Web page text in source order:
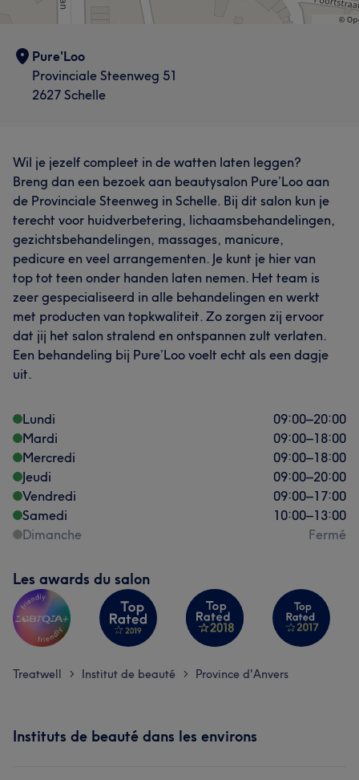
Pure'Loo
Provinciale Steenweg 51
2627 Schelle
Wil je jezelf compleet in de watten laten leggen?
Breng dan een bezoek aan beautysalon Pure’Loo aan
de Provinciale Steenweg in Schelle. Bij dit salon kun je
terecht voor huidverbetering, lichaamsbehandelingen,
gezichtsbehandelingen, massages, manicure,
pedicure en veel arrangementen. Je kunt je hier van
top tot teen onder handen laten nemen. Het team is
zeer gespecialiseerd in alle behandelingen en werkt
met producten van topkwaliteit. Zo zorgen zij ervoor
dat jij het salon stralend en ontspannen zult verlaten.
Een behandeling bij Pure’Loo voelt echt als een dagje
uit.
Lundi 09:00–20:00
Mardi
09:00–18:00
Mercredi
09:00–18:00
Jeudi
09:00–20:00
Vendredi
09:00–17:00
Samedi
10:00–13:00
Dimanche
Fermé
Les awards du salon
Treatwell > Institut de beauté > Province d'Anvers
Instituts de beauté dans les environs